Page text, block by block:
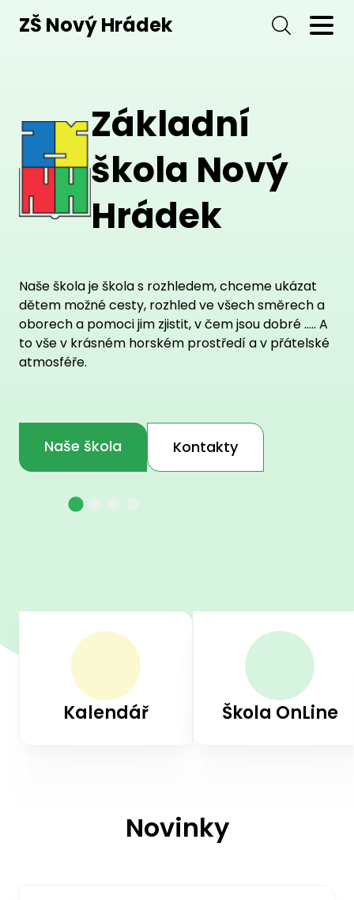
ZŠ Nový Hrádek
Základní
škola Nový
Hrádek
Naše škola je škola s rozhledem, chceme ukázat
dětem možné cesty, rozhled ve všech směrech a
oborech a pomoci jim zjistit, v čem jsou dobré ….. A
to vše v krásném horském prostředí a v přátelské
atmosféře.
Naše škola Kontakty
Kalendář Škola OnLine
Novinky